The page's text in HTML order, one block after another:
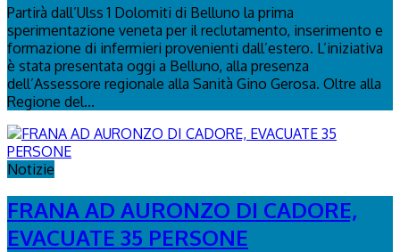
Partirà dall’Ulss 1 Dolomiti di Belluno la prima
sperimentazione veneta per il reclutamento, inserimento e
formazione di infermieri provenienti dall’estero. L’iniziativa
è stata presentata oggi a Belluno, alla presenza
dell’Assessore regionale alla Sanità Gino Gerosa. Oltre alla
Regione del...
Notizie
FRANA AD AURONZO DI CADORE,
EVACUATE 35 PERSONE